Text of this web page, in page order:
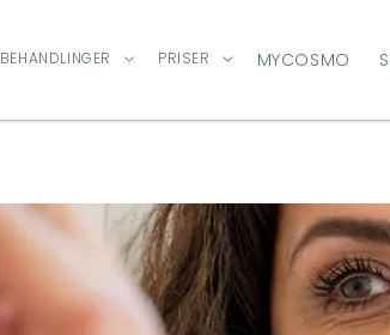
BEHANDLINGER PRISER MYCOSMO